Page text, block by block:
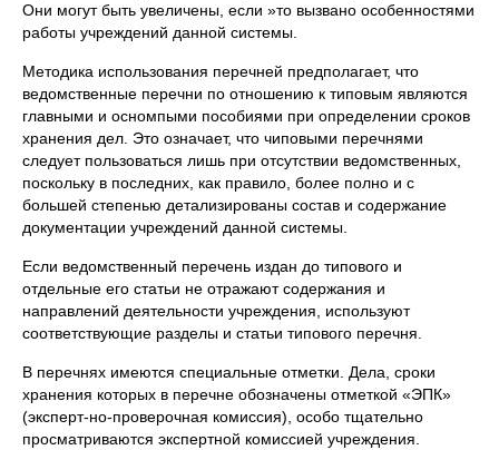
Они могут быть увеличены, если »то вызвано особенностями
работы учреждений данной системы.
Методика использования перечней предполагает, что
ведомственные перечни по отношению к типовым являются
главными и осномпыми пособиями при определении сроков
хранения дел. Это означает, что чиповыми перечнями
следует пользоваться лишь при отсутствии ведомственных,
поскольку в последних, как правило, более полно и с
большей степенью детализированы состав и содержание
документации учреждений данной системы.
Если ведомственный перечень издан до типового и
отдельные его статьи не отражают содержания и
направлений деятельности учреждения, используют
соответствующие разделы и статьи типового перечня.
В перечнях имеются специальные отметки. Дела, сроки
хранения которых в перечне обозначены отметкой «ЭПК»
(эксперт-но-проверочная комиссия), особо тщательно
просматриваются экспертной комиссией учреждения.